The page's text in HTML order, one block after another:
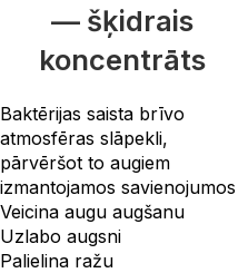
— šķidrais
koncentrāts
Baktērijas saista brīvo
atmosfēras slāpekli,
pārvēršot to augiem
izmantojamos savienojumos
Veicina augu augšanu
Uzlabo augsni
Palielina ražu